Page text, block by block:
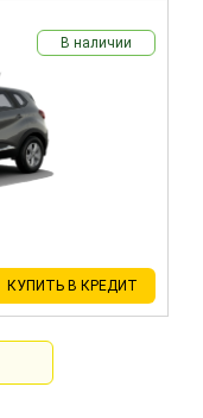
В наличии
КУПИТЬ В КРЕДИТ